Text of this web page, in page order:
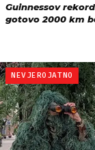
Guinnessov
gotovo 2000 km
NEVJEROJATNO